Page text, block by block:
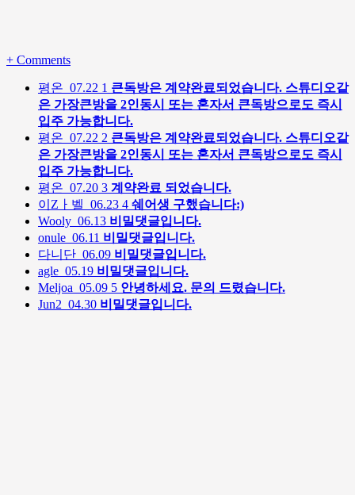
+ Comments
평온 07.22 1 큰독방은 계약완료되었습니다. 스튜디오같
은 가장큰방을 2인동시 또는 혼자서 큰독방으로도 즉시
입주 가능합니다.
평온 07.22 2 큰독방은 계약완료되었습니다. 스튜디오같
은 가장큰방을 2인동시 또는 혼자서 큰독방으로도 즉시
입주 가능합니다.
평온 07.20 3 계약완료 되었습니다.
이Zㅏ벨 06.23 4 쉐어생 구했습니다:)
Wooly 06.13 비밀댓글입니다.
onule 06.11 비밀댓글입니다.
다니단 06.09 비밀댓글입니다.
agle 05.19 비밀댓글입니다.
Meljoa 05.09 5 안녕하세요. 문의 드렸습니다.
Jun2 04.30 비밀댓글입니다.